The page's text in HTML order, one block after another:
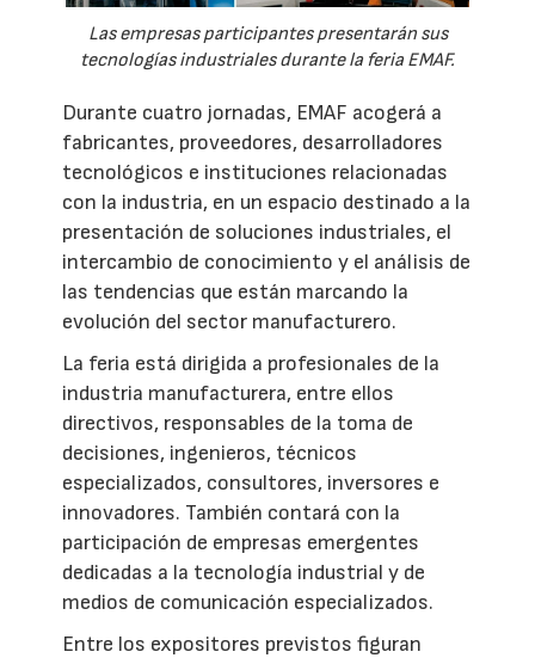
Las empresas participantes presentarán sus
tecnologías industriales durante la feria EMAF.
Durante cuatro jornadas, EMAF acogerá a
fabricantes, proveedores, desarrolladores
tecnológicos e instituciones relacionadas
con la industria, en un espacio destinado a la
presentación de soluciones industriales, el
intercambio de conocimiento y el análisis de
las tendencias que están marcando la
evolución del sector manufacturero.
La feria está dirigida a profesionales de la
industria manufacturera, entre ellos
directivos, responsables de la toma de
decisiones, ingenieros, técnicos
especializados, consultores, inversores e
innovadores. También contará con la
participación de empresas emergentes
dedicadas a la tecnología industrial y de
medios de comunicación especializados.
Entre los expositores previstos figuran